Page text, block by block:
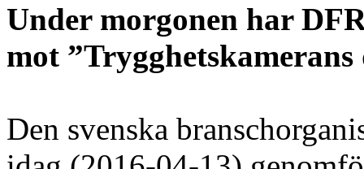
Under morgonen har
mot ”Trygghetskamerans
Den svenska